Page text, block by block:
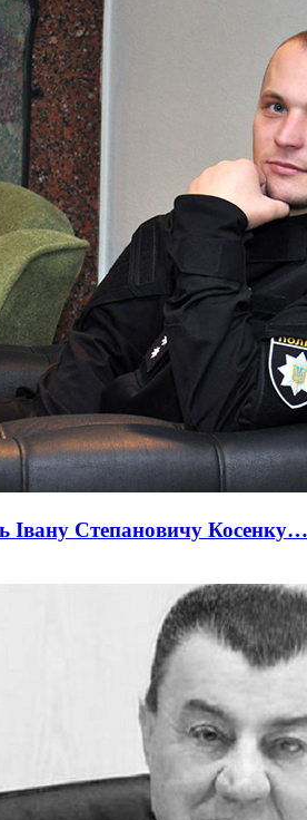
Івану Степановичу Косенку…